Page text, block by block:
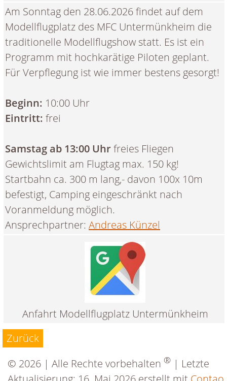
Am Sonntag den 28.06.2026 findet auf dem
Modellflugplatz des MFC Untermünkheim die
traditionelle Modellflugshow statt. Es ist ein
Programm mit hochkarätige Piloten geplant.
Für Verpflegung ist wie immer bestens gesorgt!
Beginn: 10:00 Uhr
Eintritt: frei
Samstag ab 13:00 Uhrfreies Fliegen
Gewichtslimit am Flugtag max. 150 kg!
Startbahn ca. 300 m lang,- davon 100x 10m
befestigt, Camping eingeschränkt nach
Voranmeldung möglich.
Ansprechpartner: Andreas Künzel
Anfahrt Modellflugplatz Untermünkheim
Zurück
© 2026 | Alle Rechte vorbehalten ® | Letzte